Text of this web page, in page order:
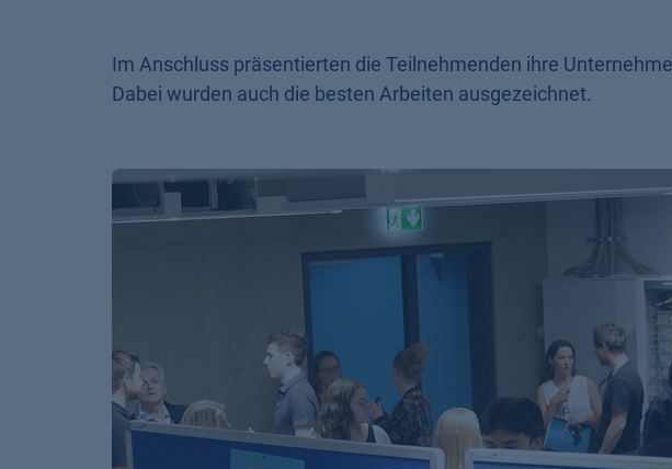
Im Anschluss präsentierten die Teilnehmenden ihre
Dabei wurden auch die besten Arbeiten ausgezeichnet.